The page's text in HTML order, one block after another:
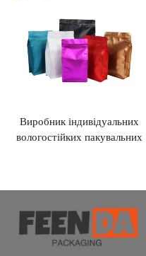
Виробник індивідуальних
вологостійких пакувальних